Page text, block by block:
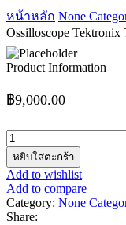
หน้าหลัก None
Ossilloscope
Product Information
฿9,000.00
จำนวน
Ossilloscope
Tektronix
TDS
220
100Mhz
หยิบใส่ตะกร้า
Add to wishlist
Add to compare
Category: None
Share: